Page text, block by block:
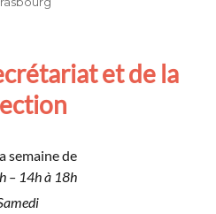
et de la
semaine de
– 14h à 18h